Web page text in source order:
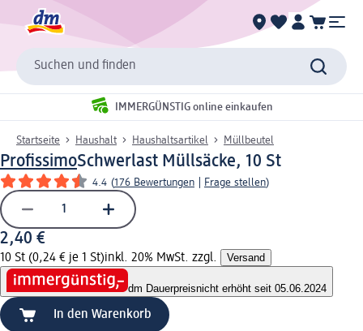
Suchen und finden
IMMERGÜNSTIG online einkaufen
Startseite Haushalt Haushaltsartikel Müllbeutel
ProfissimoSchwerlast Müllsäcke, 10 St
4.4 (176 Bewertungen Frage stellen)
2,40 €
10 St (0,24 € je 1 St)inkl. 20% MwSt. zzgl. Versand
dm Dauerpreisnicht erhöht seit 05.06.2024
In den Warenkorb